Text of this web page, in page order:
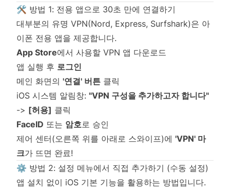
🛠️ 방법 1: 전용 앱으로 30초 만에 연결하기
대부분의 유명 VPN(Nord, Express, Surfshark)은 아
이폰 전용 앱을 제공합니다.
App Store에서 사용할 VPN 앱 다운로드
앱 실행 후 로그인
메인 화면의 '연결' 버튼 클릭
iOS 시스템 알림창: "VPN 구성을 추가하고자 합니다"
-> [허용] 클릭
FaceID 또는 암호로 승인
제어 센터(오른쪽 위를 아래로 스와이프)에 'VPN' 마
크가 뜨면 완료!
⚙️ 방법 2: 설정 메뉴에서 직접 추가하기 (수동 설정)
앱 설치 없이 iOS 기본 기능을 활용하는 방법입니다.